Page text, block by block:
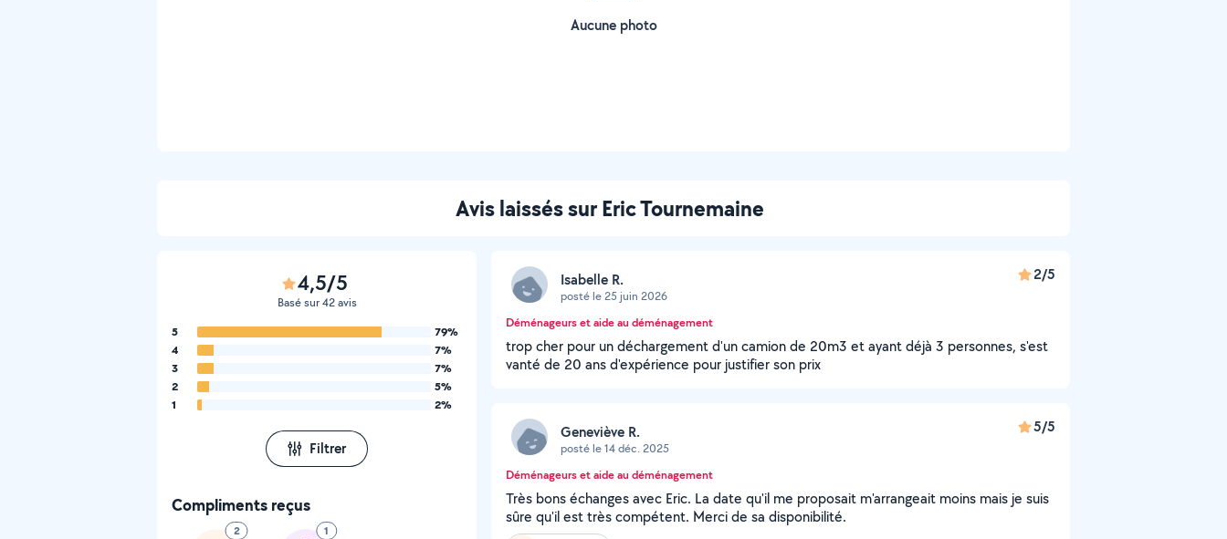
Aucune photo
Avis laissés sur Eric Tournemaine
4,5/5
Basé sur 42 avis
5
79%
4
7%
3
7%
2
5%
1
2%
Filtrer
Compliments reçus
2 1
Isabelle R.
posté le 25 juin 2026
2/5
Déménageurs et aide au déménagement
trop cher pour un déchargement d'un camion de 20m3 et ayant déjà 3 personnes, s'est
vanté de 20 ans d'expérience pour justifier son prix
Geneviève R.
posté le 14 déc. 2025
5/5
Déménageurs et aide au déménagement
Très bons échanges avec Eric. La date qu'il me proposait m'arrangeait moins mais je suis
sûre qu'il est très compétent. Merci de sa disponibilité.